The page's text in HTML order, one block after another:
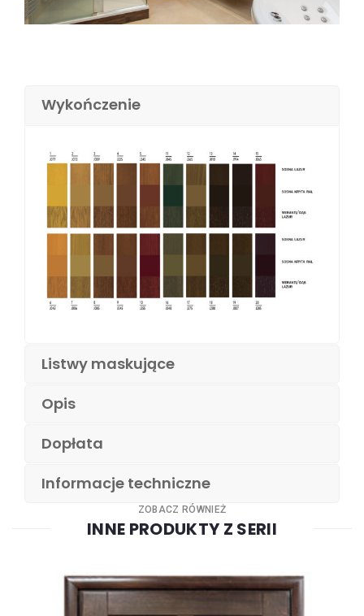
Wykończenie
Listwy maskujące
Opis
Dopłata
Informacje techniczne
ZOBACZ RÓWNIEŻ
INNE PRODUKTY Z SERII